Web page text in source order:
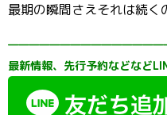
最期の瞬間さえそれは続く
最新情報、先行予約などなど